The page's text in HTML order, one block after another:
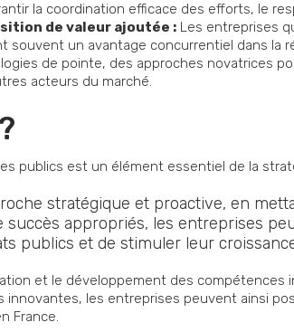
la coordination efficace des efforts, le
de valeur ajoutée : Les entreprises
souvent un avantage concurrentiel dans la
de pointe, des approches novatrices
acteurs du marché.
publics est un élément essentiel de la
stratégique et proactive, en
succès appropriés, les entreprises
publics et de stimuler leur
et le développement des compétences
les entreprises peuvent ainsi
France.